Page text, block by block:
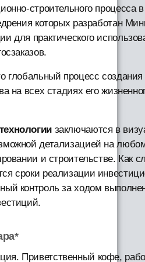
строительного процесса
которых разработан
для практического
глобальный процесс
на всех стадиях его
заключаются в
детализацией на любом
и строительстве. Как
сроки реализации
контроль за ходом
Приветственный кофе,